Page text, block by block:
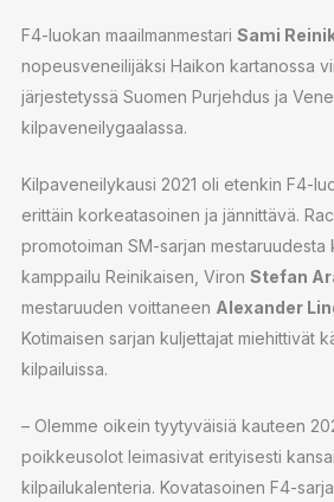
F4-luokan maailmanmestari Sami
nopeusveneilijäksi Haikon kartanossa
järjestetyssä Suomen Purjehdus ja
kilpaveneilygaalassa.
Kilpaveneilykausi 2021 oli etenkin F4-
erittäin korkeatasoinen ja jännittävä.
promotoiman SM-sarjan
kamppailu Reinikaisen, Viron Stefan
mestaruuden voittaneen Alexander
Kotimaisen sarjan kuljettajat miehittivät
kilpailuissa.
– Olemme oikein tyytyväisiä kauteen
poikkeusolot leimasivat erityisesti
kilpailukalenteria. Kovatasoinen F4-